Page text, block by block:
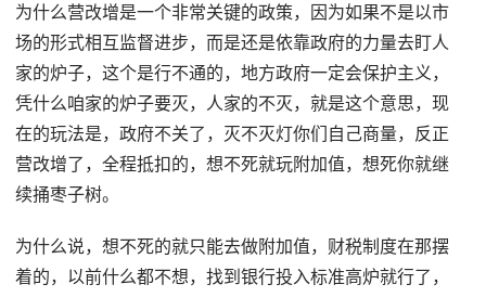
为什么营改增是一个非常关键的政策，因为如果不是以市
场的形式相互监督进步，而是还是依靠政府的力量去盯人
家的炉子，这个是行不通的，地方政府一定会保护主义，
凭什么咱家的炉子要灭，人家的不灭，就是这个意思，现
在的玩法是，政府不关了，灭不灭灯你们自己商量，反正
营改增了，全程抵扣的，想不死就玩附加值，想死你就继
续捅枣子树。
为什么说，想不死的就只能去做附加值，财税制度在那摆
着的，以前什么都不想，找到银行投入标准高炉就行了，